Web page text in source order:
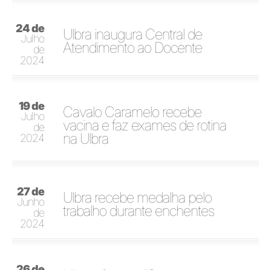
24 de
Julho
de
2024
Ulbra inaugura Central de
Atendimento ao Docente
19 de
Julho
de
2024
Cavalo Caramelo recebe
vacina e faz exames de rotina
na Ulbra
27 de
Junho
de
2024
Ulbra recebe medalha pelo
trabalho durante enchentes